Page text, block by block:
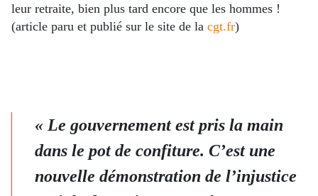
leur retraite, bien plus tard encore que les hommes !
(article paru et publié sur le site de la cgt.fr)
« Le gouvernement est pris la main
dans le pot de confiture. C’est une
nouvelle démonstration de l’injustice